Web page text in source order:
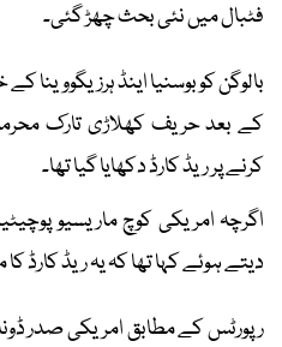
فٹبال میں نئی بحث چھڑ گئی۔
بالوگن کو بوسنیا اینڈ
کے بعد حریف کھلاڑی تارک
کرنے پر ریڈ کارڈ دکھایا گیا تھا۔
اگرچہ امریکی کوچ ماریسیو
دیتے ہوئے کہا تھا کہ یہ ریڈ کارڈ
رپورٹس کے مطابق امریکی صدر